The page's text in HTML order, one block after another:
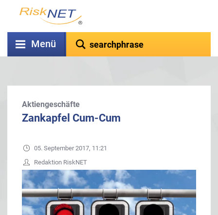
Menü
Aktiengeschäfte
Zankapfel Cum-Cum
05. September 2017, 11:21
Redaktion RiskNET